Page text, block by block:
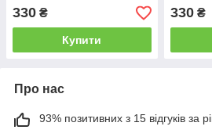
330 ₴
Купити
330₴
Про нас
93% позитивних з 15 відгуків за